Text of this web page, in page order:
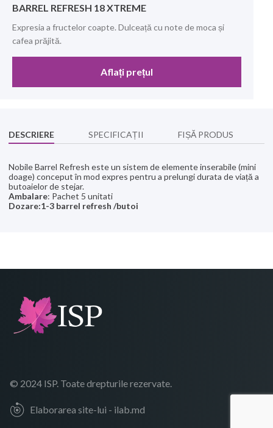
BARREL REFRESH 18 XTREME
Expresia a fructelor coapte. Dulceață cu note de moca și
cafea prăjită.
Aflați prețul
DESCRIERE SPECIFICAȚII FIȘĂ PRODUS
Nobile Barrel Refresh este un sistem de elemente inserabile (mini
doage) conceput în mod expres pentru a prelungi durata de viață a
butoaielor de stejar.
Ambalare: Pachet 5 unitati
Dozare:1-3 barrel refresh /butoi
© 2024 ISP. Toate drepturile rezervate.
Elaborarea site-lui - ilab.md